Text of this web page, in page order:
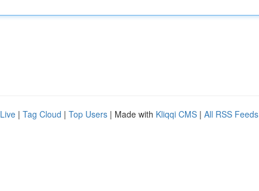
Live | Tag Cloud | Top Users | Made with Kliqqi CMS | All RSS Feeds